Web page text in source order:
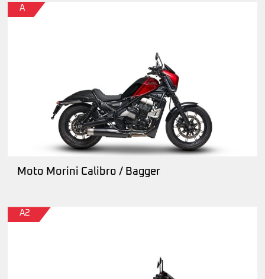
A
Moto Morini Calibro / Bagger
A2